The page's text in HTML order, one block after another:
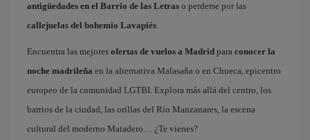
antigüedades en el Barrio de las Letras o perderse por las
callejuelas del bohemio Lavapiés.
Encuentra las mejores ofertas de vuelos a Madrid para conocer la
noche madrileña en la alternativa Malasaña o en Chueca, epicentro
europeo de la comunidad LGTBI. Explora más allá del centro, los
barrios de la ciudad, las orillas del Río Manzanares, la escena
cultural del moderno Matadero… ¿Te vienes?